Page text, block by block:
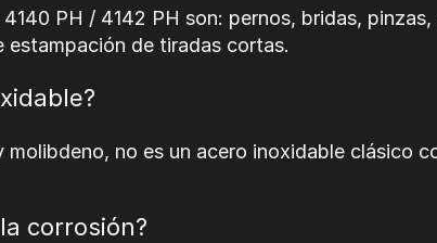
PH / 4142 PH son: pernos, bridas,
de tiradas cortas.
no es un acero inoxidable clásico
corrosión?